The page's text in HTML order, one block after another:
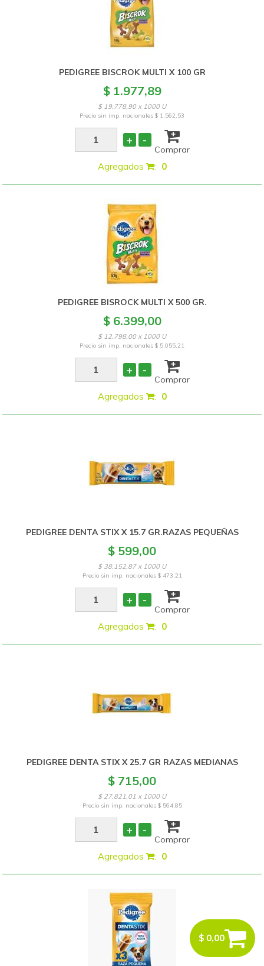
PEDIGREE BISCROK MULTI X 100 GR
$ 1.977,89
$ 19.778,90 x 1000 U
Precio sin imp. nacionales$ 1.562,53
+ -
Comprar
Agregados : 0
PEDIGREE BISROCK MULTI X 500 GR.
$ 6.399,00
$ 12.798,00 x 1000 U
Precio sin imp. nacionales$ 5.055,21
+ -
Comprar
Agregados : 0
PEDIGREE DENTA STIX X 15.7 GR.RAZAS PEQUEÑAS
$ 599,00
$ 38.152,87 x 1000 U
Precio sin imp. nacionales $ 473,21
+ -
Comprar
Agregados : 0
PEDIGREE DENTA STIX X 25.7 GR RAZAS MEDIANAS
$ 715,00
$ 27.821,01 x 1000 U
Precio sin imp. nacionales $ 564,85
+ -
Comprar
Agregados : 0
$ 0,00